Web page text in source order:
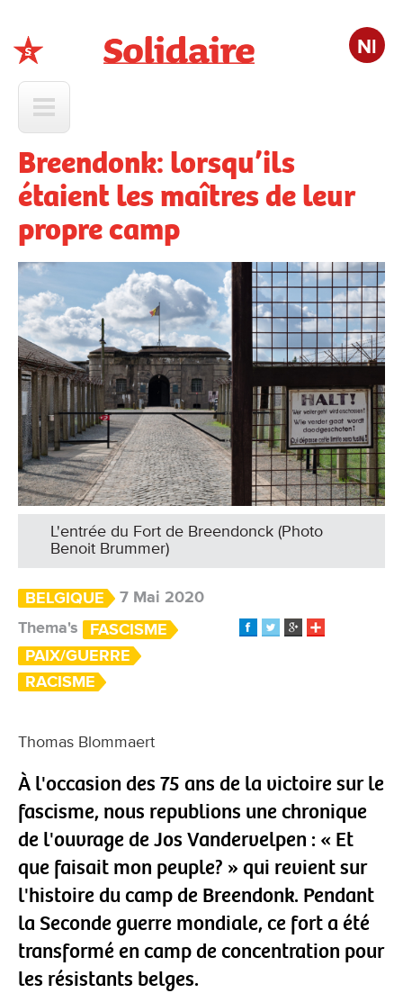
Nl
Breendonk: lorsqu’ils
étaient les maîtres de leur
propre camp
L'entrée du Fort de Breendonck (Photo
Benoit Brummer)
BELGIQUE
7 Mai 2020
Thema's
FASCISME
PAIX/GUERRE
RACISME
Thomas Blommaert
À l'occasion des 75 ans de la victoire sur le
fascisme, nous republions une chronique
de l'ouvrage de Jos Vandervelpen : « Et
que faisait mon peuple? » qui revient sur
l'histoire du camp de Breendonk. Pendant
la Seconde guerre mondiale, ce fort a été
transformé en camp de concentration pour
les résistants belges.